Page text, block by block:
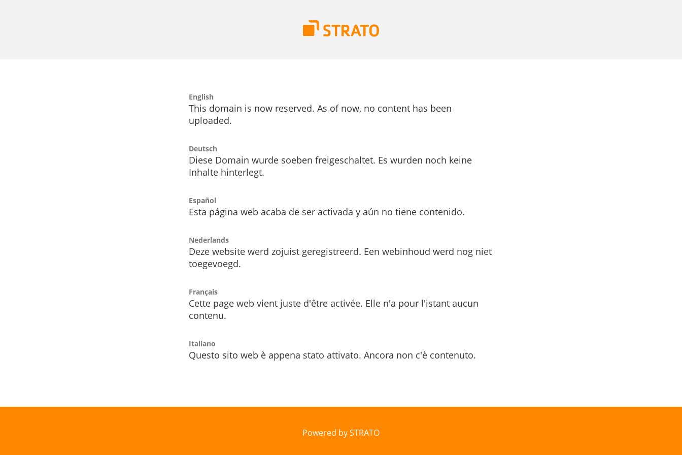
English
This domain is now reserved. As of now, no content has been
uploaded.
Deutsch
Diese Domain wurde soeben freigeschaltet. Es wurden noch keine
Inhalte hinterlegt.
Español
Esta página web acaba de ser activada y aún no tiene contenido.
Nederlands
Deze website werd zojuist geregistreerd. Een webinhoud werd nog niet
toegevoegd.
Français
Cette page web vient juste d'être activée. Elle n'a pour l'istant aucun
contenu.
Italiano
Questo sito web è appena stato attivato. Ancora non c'è contenuto.
Powered by STRATO